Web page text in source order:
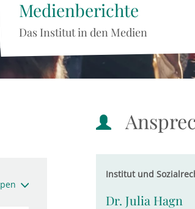
Medienberichte
Das Institut in den Medien
Institut und
Dr. Julia Hagn